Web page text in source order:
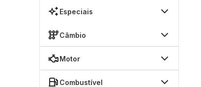
Especiais
Câmbio
Motor
Combustível